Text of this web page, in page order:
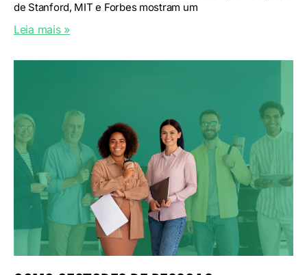
de Stanford, MIT e Forbes mostram um
Leia mais »